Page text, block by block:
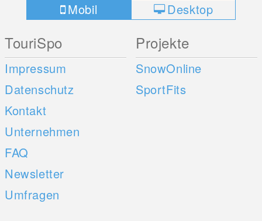
Mobil Desktop
TouriSpo
Impressum
Datenschutz
Kontakt
Unternehmen
FAQ
Newsletter
Umfragen
Projekte
SnowOnline
SportFits